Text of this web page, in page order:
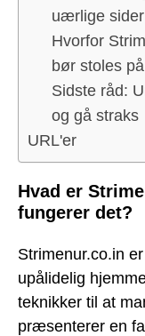
uærlige sider
Hvorfor
bør stoles på
Sidste råd:
og gå straks
URL'er
Hvad er
fungerer det?
Strimenur.co.in
upålidelig
teknikker til at
præsenterer en